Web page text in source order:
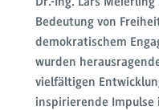
Bedeutung von
demokratischem
wurden
vielfältigen
inspirierende Impulse